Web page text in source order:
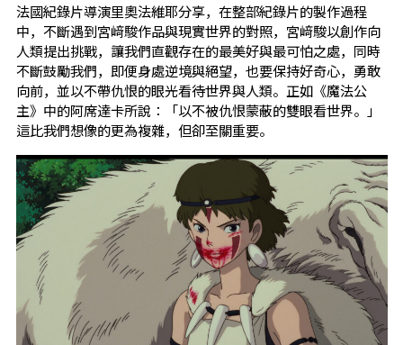
法國紀錄片導演里奧法維耶分享，在整部紀錄片的製作過程
中，不斷遇到宮﨑駿作品與現實世界的對照，宮﨑駿以創作向
人類提出挑戰，讓我們直觀存在的最美好與最可怕之處，同時
不斷鼓勵我們，即便身處逆境與絕望，也要保持好奇心，勇敢
向前，並以不帶仇恨的眼光看待世界與人類。正如《魔法公
主》中的阿席達卡所說：「以不被仇恨蒙蔽的雙眼看世界。」
這比我們想像的更為複雜，但卻至關重要。